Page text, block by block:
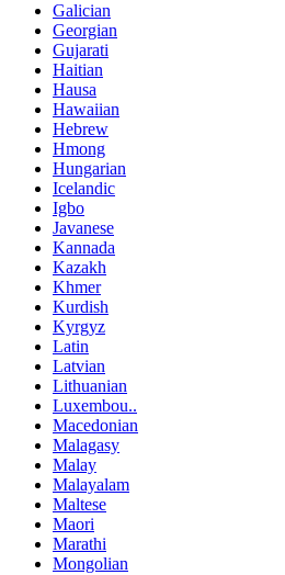
Galician
Georgian
Gujarati
Haitian
Hausa
Hawaiian
Hebrew
Hmong
Hungarian
Icelandic
Igbo
Javanese
Kannada
Kazakh
Khmer
Kurdish
Kyrgyz
Latin
Latvian
Lithuanian
Luxembou..
Macedonian
Malagasy
Malay
Malayalam
Maltese
Maori
Marathi
Mongolian